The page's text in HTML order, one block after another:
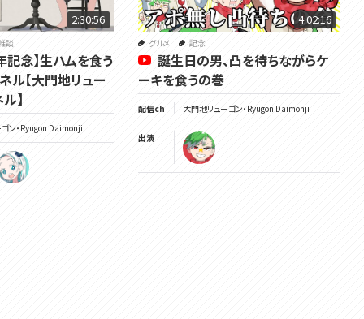
2:30:56
談
記念】生ハムを食う
【大門地リュー
】
ン・Ryugon Daimonji
4:02:16
グルメ 記念
誕生日の男、凸を待ちながらケ
ーキを食うの巻
配信ch 大門地リューゴン・Ryugon Daimonji
出演